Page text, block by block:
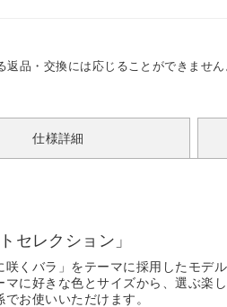
返品・交換には応じることができませ
仕様詳細
セレクション」
くバラ」をテーマに採用したモデル
に好きな色とサイズから、選ぶ楽
お使いいただけます。